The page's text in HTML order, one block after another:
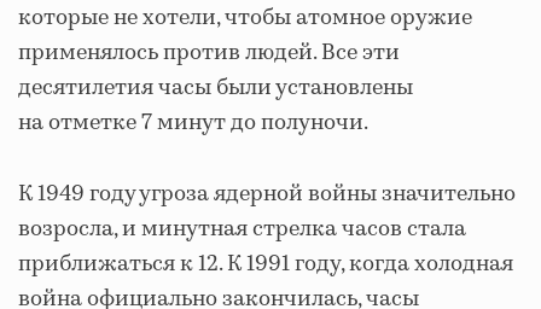
которые не хотели, чтобы атомное оружие
применялось против людей. Все эти
десятилетия часы были установлены
на отметке 7 минут до полуночи.
К 1949 году угроза ядерной войны значительно
возросла, и минутная стрелка часов стала
приближаться к 12. К 1991 году, когда холодная
война официально закончилась, часы